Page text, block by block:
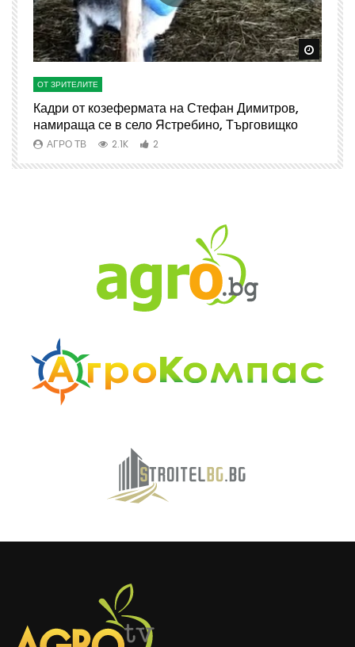
Watch Later Watch
ОТ ЗРИТЕЛИТЕ
Кадри от козефермата на Стефан Димитров,
намираща се в село Ястребино, Търговищко
АГРО ТВ 2.1K 2